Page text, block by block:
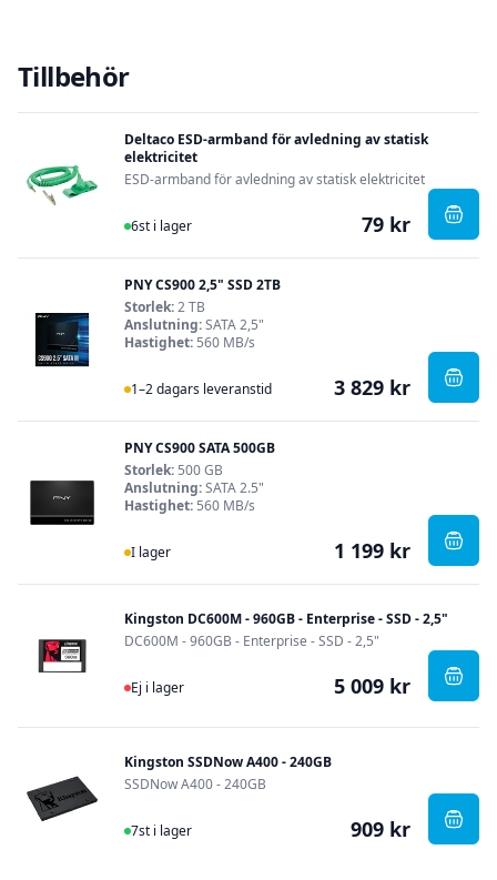
Tillbehör
Deltaco ESD-armband för avledning av statisk
elektricitet
ESD-armband för avledning av statisk elektricitet
I Lager
6st i lager 79 kr ,
PNY CS900 2,5" SSD 2TB
Storlek:2 TB
Anslutning:SATA 2,5"
Hastighet: 560 MB/s
I Lager
1–2 dagars leveranstid 3 829 kr , PNY
PNY CS900 SATA 500GB
Storlek: 500 GB
Anslutning:SATA 2.5"
Hastighet: 560 MB/s
I Lager
I lager 1 199 kr , PNY
Kingston DC600M - 960GB - Enterprise - SSD - 2,5"
DC600M - 960GB - Enterprise - SSD - 2,5"
Ej i lager
Ej i lager 5 009 kr ,
Kingston SSDNow A400 - 240GB
SSDNow A400 - 240GB
I Lager
7st i lager 909 kr ,